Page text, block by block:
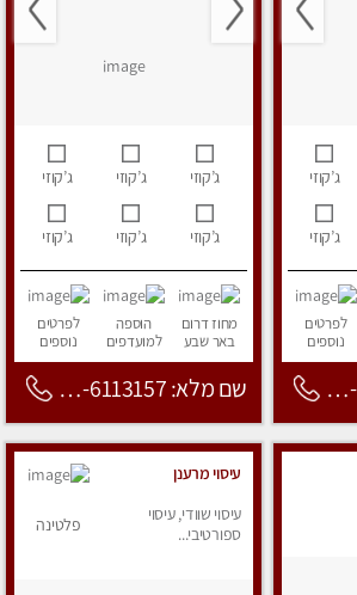
ג’קוזי
ג’קוזי
לפרטים
נוספים
שם מלא: 053-6113157
ג’קוזי ג’קוזי ג’קוזי
ג’קוזי ג’קוזי ג’קוזי
מחוז דרום
באר שבע
הוספה
למועדפים
לפרטים
נוספים
שם מלא: 053-6113157
עיסוי מרענן
עיסוי שוודי, עיסוי
ספורטיבי...
פלטינה